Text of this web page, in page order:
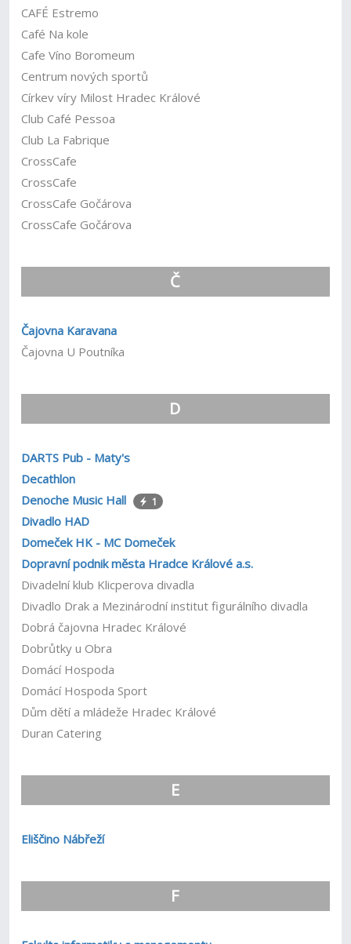
CAFÉ Estremo
Café Na kole
Cafe Víno Boromeum
Centrum nových sportů
Církev víry Milost Hradec Králové
Club Café Pessoa
Club La Fabrique
CrossCafe
CrossCafe
CrossCafe Gočárova
CrossCafe Gočárova
Č
Čajovna Karavana
Čajovna U Poutníka
D
DARTS Pub - Maty's
Decathlon
Denoche Music Hall
1
Divadlo HAD
Domeček HK - MC Domeček
Dopravní podnik města Hradce Králové a.s.
Divadelní klub Klicperova divadla
Divadlo Drak a Mezinárodní institut figurálního divadla
Dobrá čajovna Hradec Králové
Dobrůtky u Obra
Domácí Hospoda
Domácí Hospoda Sport
Dům dětí a mládeže Hradec Králové
Duran Catering
E
Eliščino Nábřeží
F